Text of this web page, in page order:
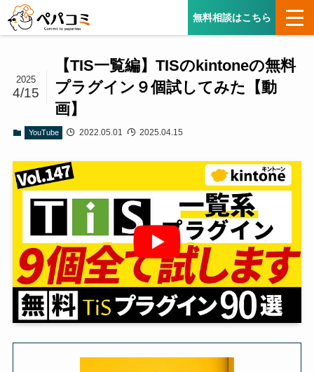
無料相談はこちら
【TIS一覧編】TISのkintoneの無料
プラグイン９個試してみた【動
画】
2025
4/15
YouTube 2022.05.01 2025.04.15